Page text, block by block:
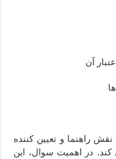
راهنما و تعیین کننده
کند. در اهمیت سوال، این